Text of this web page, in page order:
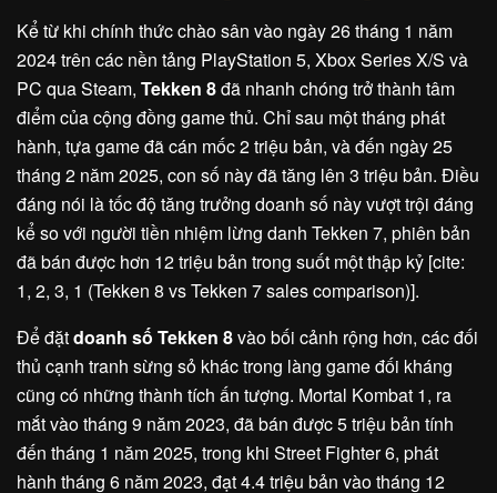
Kể từ khi chính thức chào sân vào ngày 26 tháng 1 năm
2024 trên các nền tảng PlayStation 5, Xbox Series X/S và
PC qua Steam, Tekken 8đã nhanh chóng trở thành tâm
điểm của cộng đồng game thủ. Chỉ sau một tháng phát
hành, tựa game đã cán mốc 2 triệu bản, và đến ngày 25
tháng 2 năm 2025, con số này đã tăng lên 3 triệu bản. Điều
đáng nói là tốc độ tăng trưởng doanh số này vượt trội đáng
kể so với người tiền nhiệm lừng danh Tekken 7, phiên bản
đã bán được hơn 12 triệu bản trong suốt một thập kỷ [cite:
1, 2, 3, 1 (Tekken 8 vs Tekken 7 sales comparison)].
Để đặtdoanh số Tekken 8vào bối cảnh rộng hơn, các đối
thủ cạnh tranh sừng sỏ khác trong làng game đối kháng
cũng có những thành tích ấn tượng. Mortal Kombat 1, ra
mắt vào tháng 9 năm 2023, đã bán được 5 triệu bản tính
đến tháng 1 năm 2025, trong khi Street Fighter 6, phát
hành tháng 6 năm 2023, đạt 4.4 triệu bản vào tháng 12